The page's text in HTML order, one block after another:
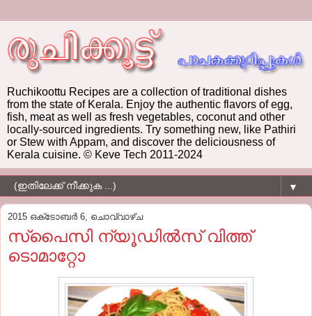
Ruchikoottu Recipes are a collection of traditional dishes
from the state of Kerala. Enjoy the authentic flavors of egg,
fish, meat as well as fresh vegetables, coconut and other
locally-sourced ingredients. Try something new, like Pathiri
or Stew with Appam, and discover the deliciousness of
Kerala cuisine. © Keve Tech 2011-2024
▼
2015 ഒക്‌ടോബർ 6, ചൊവ്വാഴ്ച
സ്‌പൈസി ന്യൂഡില്‍സ്‌ വിത്ത്‌
ടൊമാറ്റോ